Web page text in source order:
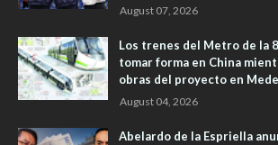
August 07, 2026
Los trenes del Metro de la
tomar forma en China
obras del proyecto en
August 04, 2026
Abelardo de la Espriella